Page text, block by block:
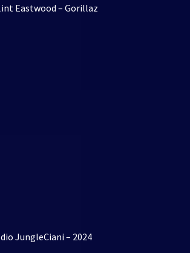
Eastwood – Gorillaz
JungleCiani – 2024